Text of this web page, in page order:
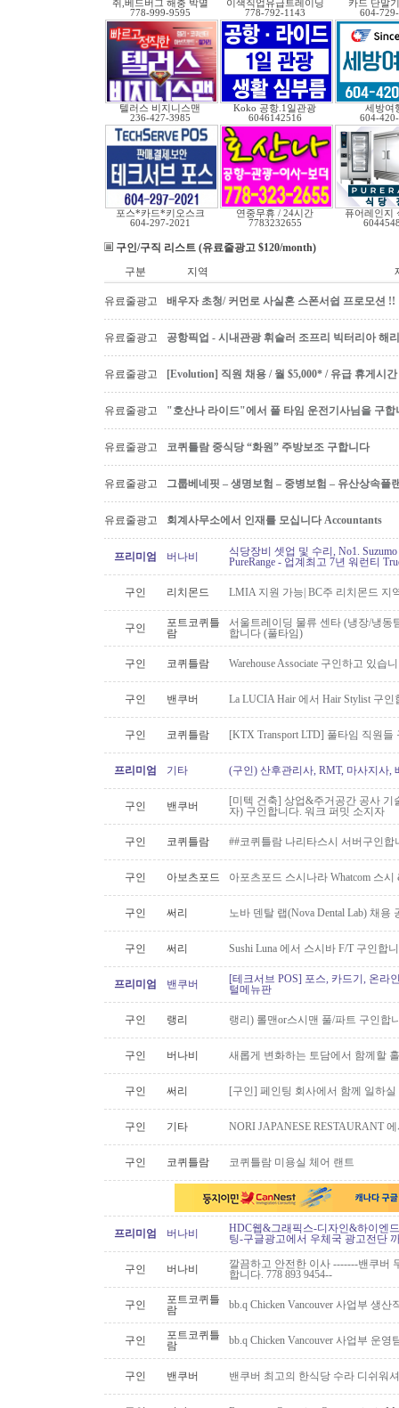
쥐,베드버그 해충 박멸
778-999-9595
이색직업유급트레이닝
778-792-1143
카드 단말
604-
텔러스 비지니스맨
236-427-3985
Koko 공항.1일관광
6046142516
세방여
604-
포스*카드*키오스크
604-297-2021
연중무휴 / 24시간
7783232655
퓨어레인지
구인/구직 리스트 (유료줄광고 $120/month)
구분
지역
유료줄광고 배우자 초청/ 커먼로 사실혼 스폰서쉽 프로모션 !!
유료줄광고 공항픽업 - 시내관광 휘슬러 조프리 빅터리아 해
유료줄광고 [Evolution] 직원 채용 / 월 $5,000* / 유급 휴게시
유료줄광고 "호산나 라이드"에서 풀 타임 운전기사님을 구합
유료줄광고 코퀴틀람 중식당 “화원” 주방보조 구합니다
유료줄광고 그룹베네핏 – 생명보험 – 중병보험 – 유산상속플
유료줄광고 회계사무소에서 인재를 모십니다 Accountants
프리미엄 버나비
식당장비 셋업 및 수리, No1.
PureRange - 업계최고 7년 워런티
구인 리치몬드 LMIA 지원 가능| BC주 리치몬드 지
구인
포트코퀴틀
람
서울트레이딩 물류 센타 (냉장/냉동
합니다 (풀타임)
구인 코퀴틀람 Warehouse Associate 구인하고 있습
구인 밴쿠버 La LUCIA Hair 에서 Hair Stylist 구인
구인 코퀴틀람 [KTX Transport LTD] 풀타임 직원
프리미엄 기타 (구인) 산후관리사, RMT, 마사지사,
구인 밴쿠버
[미텍 건축] 상업&주거공간 공사
자) 구인합니다. 워크 퍼밋 소지자
구인 코퀴틀람 ##코퀴틀람 나리타스시 서버구인합
구인 아보츠포드 아포츠포드 스시나라 Whatcom 스
구인 써리 노바 덴탈 랩(Nova Dental Lab) 채용
구인 써리 Sushi Luna 에서 스시바 F/T 구인합
프리미엄 밴쿠버
[테크서브 POS] 포스, 카드기, 온라
털메뉴판
구인 랭리 랭리) 롤맨or스시맨 풀/파트 구인합
구인 버나비 새롭게 변화하는 토담에서 함께할
구인 써리 [구인] 페인팅 회사에서 함께 일하
구인 기타 NORI JAPANESE RESTAURANT
구인 코퀴틀람 코퀴틀람 미용실 체어 랜트
프리미엄 버나비
HDC웹&그래픽스-디자인&하이엔
팅-구글광고에서 우체국 광고전단
구인 버나비
깔끔하고 안전한 이사 -------밴쿠버
합니다. 778 893 9454--
구인
포트코퀴틀
람
bb.q Chicken Vancouver 사업부 생
구인
포트코퀴틀
람
bb.q Chicken Vancouver 사업부 운
구인 밴쿠버 밴쿠버 최고의 한식당 수라 디쉬워